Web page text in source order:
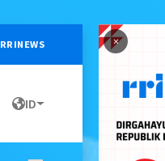
×
RRINEWS
ID